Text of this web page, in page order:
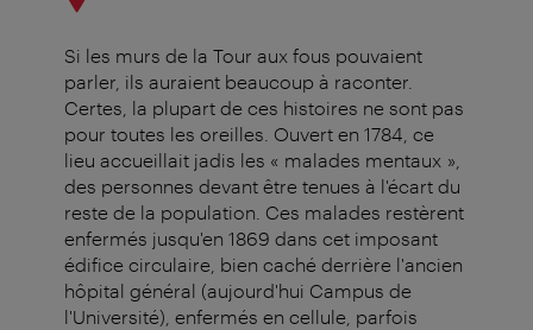
Si les murs de la Tour aux fous pouvaient
parler, ils auraient beaucoup à raconter.
Certes, la plupart de ces histoires ne sont pas
pour toutes les oreilles. Ouvert en 1784, ce
lieu accueillait jadis les « malades mentaux »,
des personnes devant être tenues à l'écart du
reste de la population. Ces malades restèrent
enfermés jusqu'en 1869 dans cet imposant
édifice circulaire, bien caché derrière l'ancien
hôpital général (aujourd'hui Campus de
l'Université), enfermés en cellule, parfois